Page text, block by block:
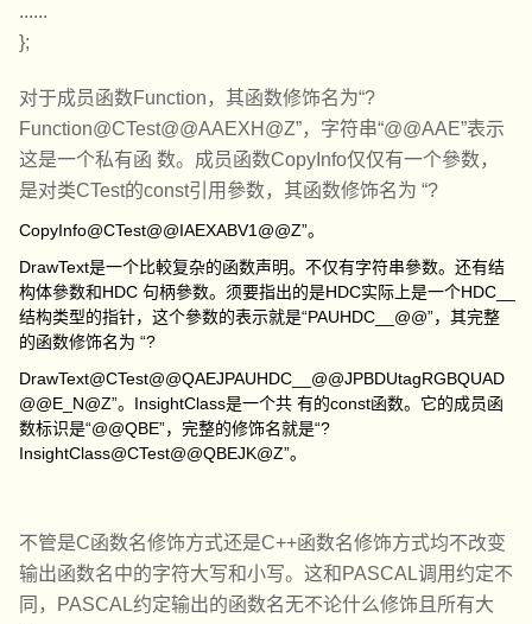
......
};
对于成员函数Function，其函数修饰名为“?
Function@CTest@@AAEXH@Z”，字符串“@@AAE”表示
这是一个私有函 数。成员函数CopyInfo仅仅有一个參数，
是对类CTest的const引用參数，其函数修饰名为 “?
CopyInfo@CTest@@IAEXABV1@@Z”。
DrawText是一个比較复杂的函数声明。不仅有字符串參数。还有结
构体參数和HDC 句柄參数。须要指出的是HDC实际上是一个HDC__
结构类型的指针，这个參数的表示就是“PAUHDC__@@”，其完整
的函数修饰名为 “?
DrawText@CTest@@QAEJPAUHDC__@@JPBDUtagRGBQUAD
@@E_N@Z”。InsightClass是一个共 有的const函数。它的成员函
数标识是“@@QBE”，完整的修饰名就是“?
InsightClass@CTest@@QBEJK@Z”。
不管是C函数名修饰方式还是C++函数名修饰方式均不改变
输出函数名中的字符大写和小写。这和PASCAL调用约定不
同，PASCAL约定输出的函数名无不论什么修饰且所有大